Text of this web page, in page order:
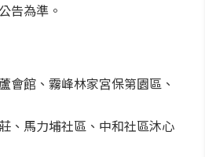
告為準。
會館、霧峰林家宮保第園區、
、馬力埔社區、中和社區沐心